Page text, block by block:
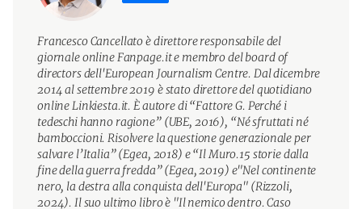
Francesco Cancellato è direttore responsabile del
giornale online Fanpage.it e membro del board of
directors dell'European Journalism Centre. Dal dicembre
2014 al settembre 2019 è stato direttore del quotidiano
online Linkiesta.it. È autore di “Fattore G. Perché i
tedeschi hanno ragione” (UBE, 2016), “Né sfruttati né
bamboccioni. Risolvere la questione generazionale per
salvare l’Italia” (Egea, 2018) e “Il Muro.15 storie dalla
fine della guerra fredda” (Egea, 2019) e"Nel continente
nero, la destra alla conquista dell'Europa" (Rizzoli,
2024). Il suo ultimo libro è "Il nemico dentro. Caso